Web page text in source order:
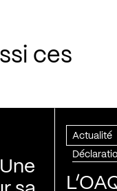
ces
Actualité